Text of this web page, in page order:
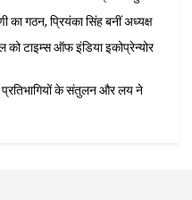
का गठन, प्रियंका सिंह बनीं अध्यक्ष
को टाइम्स ऑफ इंडिया इकोप्रेन्योर
प्रतिभागियों के संतुलन और लय ने